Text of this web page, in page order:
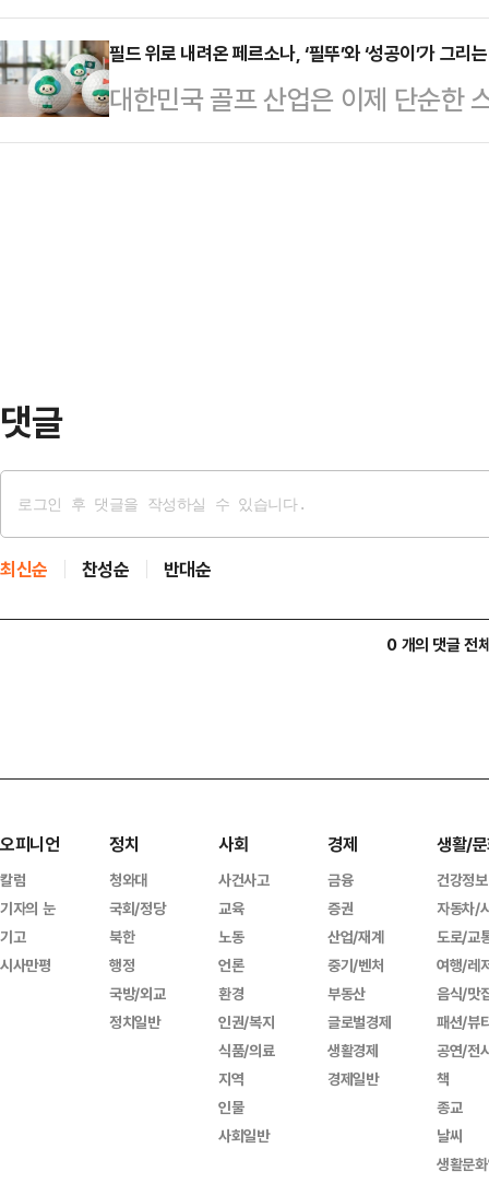
지 바짝 다가와 있다.글…
가겠다는 전략적 연대를 공고히 한
환의 파고 앞에 서 있다. 팬데믹이
는 상승하는 인건비와 정교해지는
냉혹한 경영 지표가 남았…
금 혜택 축소’ 같은 과격한 주장을
자극해 특정 산업을 ‘공공의 적’으
인 포퓰리즘적 선동이다.무엇보다
유도하자”는 주장은 세법의 기초
필드 위로 내려온 페르소나, ‘필뚜’와 ‘성공이’가 그
대한민국 골프 산업은 이제 단순한
시대를 목전에 둔 거대한 문화적 현
댓글
최신순 찬성순 반대순
0 개의 댓글 전
오피니언
칼럼
기자의 눈
기고
시사만평
정치
청와대
국회/정당
북한
행정
국방/외교
정치일반
사회
사건사고
교육
노동
언론
환경
인권/복지
식품/의료
지역
인물
사회일반
경제
금융
증권
산업/재계
중기/벤처
부동산
글로벌경제
생활경제
경제일반
생활/
건강정보
자동차/
도로/교
여행/레
음식/맛
패션/뷰
공연/전
책
종교
날씨
생활문